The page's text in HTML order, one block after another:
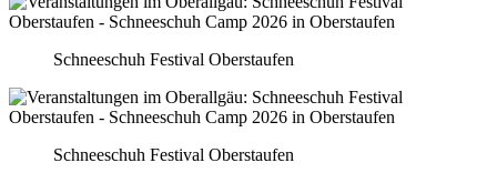
Schneeschuh Festival Oberstaufen
Schneeschuh Festival Oberstaufen